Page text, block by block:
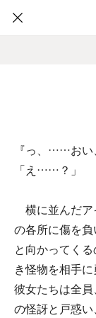
『っ、……おい
「え……？」
横に並んだア
の各所に傷を
と向かってく
き怪物を相手
彼女たちは全
の怪訝と戸惑